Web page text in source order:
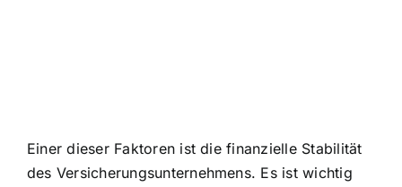
Einer dieser Faktoren ist die finanzielle Stabilität
des Versicherungsunternehmens. Es ist wichtig